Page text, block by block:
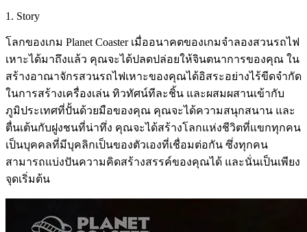
1. Story
โลกของเกม Planet Coaster เมื่ออนาคตของเกมจำลองสวนรถไฟ
เหาะได้มาถึงแล้ว คุณจะได้ปลดปล่อยให้จินตนาการของคุณ ใน
สร้างอาณาจักรสวนรถไฟเหาะของคุณได้อิสระอย่างไร้ขีดจำกัด
ในการสร้างเครื่องเล่น ทิวทัศน์ทีละชิ้น และผสมผสานเข้ากับ
ภูมิประเทศที่ปั้นด้วยมือของคุณ คุณจะได้ความสนุกสนาน และ
ตื่นเต้นกับฝูงชนที่น่าทึ่ง คุณจะได้สร้างโลกแห่งชีวิตที่แขกทุกคน
เป็นบุคคลที่มีบุคลิกเป็นของตัวเองที่เชื่อมต่อกัน ซึ่งทุกคน
สามารถแบ่งปันความคิดสร้างสรรค์ของคุณได้ และนั่นเป็นเพียง
จุดเริ่มต้น